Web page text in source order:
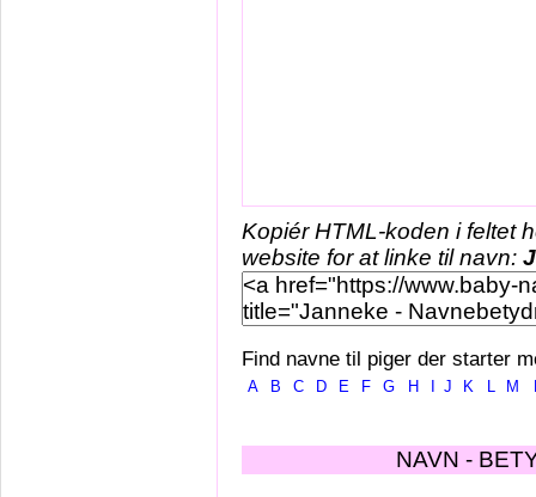
Kopiér HTML-koden i feltet
website for at linke til navn:
Find navne til piger der starter
A B C D E F G H J K L M
NAVN -